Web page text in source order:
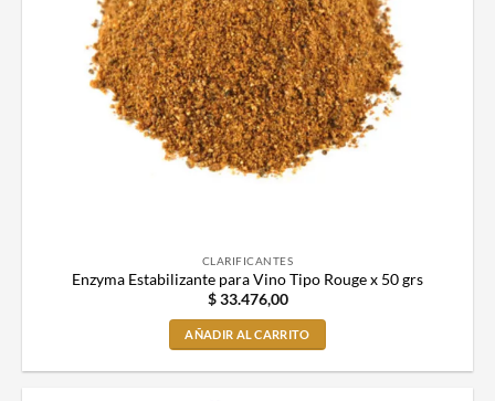
CLARIFICANTES
Enzyma Estabilizante para Vino Tipo Rouge x 50 grs
$33.476,00
AÑADIR AL CARRITO